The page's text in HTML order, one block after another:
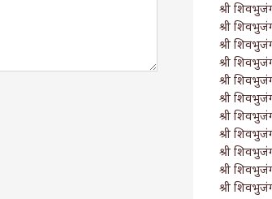
श्री
श्री
श्री
श्री
श्री
श्री
श्री
श्री
श्री
श्री
श्री